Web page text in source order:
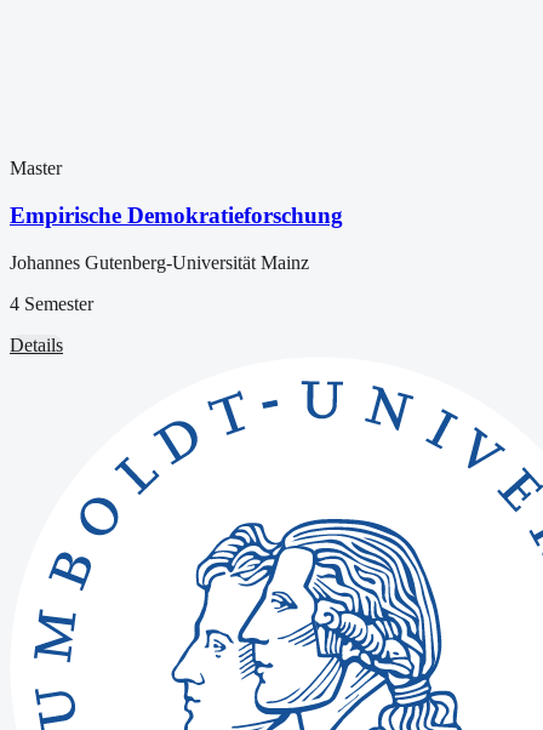
Master
Empirische Demokratieforschung
Johannes Gutenberg-Universität Mainz
4 Semester
Details